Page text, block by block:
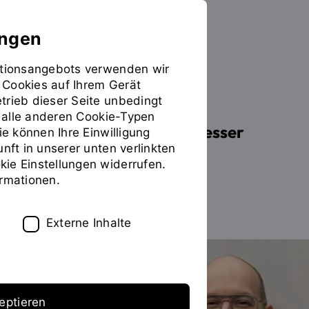
PERSONEN
Prof. Dr.-Ing. Andreas Lesser
verwenden wir
auf Ihrem Gerät
dieser Seite unbedingt
anderen Cookie-Typen
können Ihre Einwilligung
in unserer unten verlinkten
Einstellungen widerrufen.
Externe Inhalte